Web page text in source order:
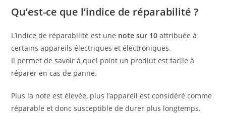
Qu’est-ce que l’indice de réparabilité ?
L’indice de réparabilité est une note sur 10 attribuée à
certains appareils électriques et électroniques.
Il permet de savoir à quel point un prodiut est facile à
réparer en cas de panne.
Plus la note est élevée, plus l’appareil est considéré comme
réparable et donc susceptible de durer plus longtemps.